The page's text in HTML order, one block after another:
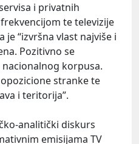
i privatnih
te televizije
je “izvršna vlast najviše i
Pozitivno se
korpusa.
stranke te
i teritorija”.
analitički diskurs
emisijama TV